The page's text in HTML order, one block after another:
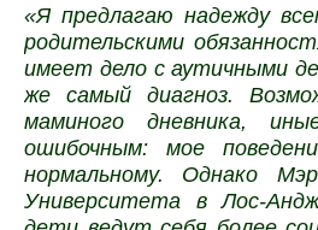
«Я предлагаю надежду
родительскими
имеет дело с аутичными
же самый диагноз.
маминого дневника,
ошибочным: мое
нормальному. Однако
Университета в Лос-